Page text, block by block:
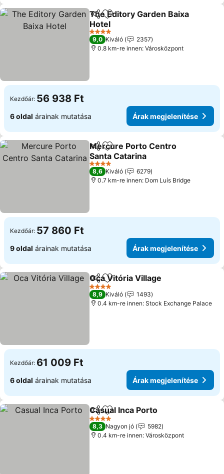
Megosztás
Hozzáadás a kedvencekhez
The Editory Garden Baixa
Hotel
4 Kategória
9,0 Kiváló
2357
0.8 km-re innen: Városközpont
Kezdőár: 56 938 Ft
6 oldal árainak mutatása Árak megjelenítése
Megosztás
Hozzáadás a kedvencekhez
Mercure Porto Centro
Santa Catarina
4 Kategória
8,6 Kiváló
6279
0.7 km-re innen: Dom Luís Bridge
Kezdőár: 57 860 Ft
9 oldal árainak mutatása Árak megjelenítése
Megosztás
Hozzáadás a kedvencekhez
Oca Vitória Village
4 Kategória
8,9 Kiváló
1493
0.4 km-re innen: Stock Exchange Palace
Kezdőár: 61 009 Ft
6 oldal árainak mutatása Árak megjelenítése
Megosztás
Hozzáadás a kedvencekhez
Casual Inca Porto
4 Kategória
8,3 Nagyon jó
5982
0.4 km-re innen: Városközpont